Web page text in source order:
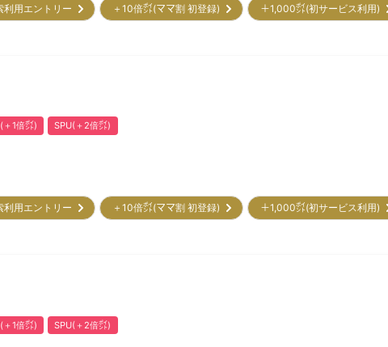
利用エントリー ＋10倍㌽(ママ割 初登録) ＋1,000㌽(初サービス利用)
＋1倍㌽) SPU(＋2倍㌽)
利用エントリー ＋10倍㌽(ママ割 初登録) ＋1,000㌽(初サービス利用)
＋1倍㌽) SPU(＋2倍㌽)